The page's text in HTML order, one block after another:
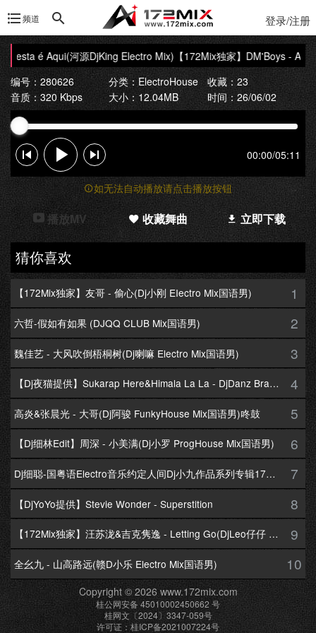
频道 登录/注册
é Aqui(河源DjKing Electro Mix)【172Mix独家】DM'Boys - A
编号：280626
分类：ElectroHouse
收藏：23
音质：320 Kbps
大小：12.04MB 时间：26/06/02
00:00/05:11
如无法自动播放请点击播放按钮
播放MV 收藏舞曲 立即下载
猜你喜欢
【172Mix独家】友哥 - 偷心(Dj小刚 EIectro Mix国语男) 1
六哲-假如有如果 (DJQQ CLUB Mix国语男) 2
魏佳艺 - 大风吹倒梧桐树(Dj喇嘛 Electro Mix国语男) 3
【Dj夜猫提供】Sukarap Here&Himala La La - DjDanz Braekbeat Mix 4
高炎&张晨光 - 大哥(Dj阿骏 FunkyHouse Mix国语男)咚鼓 5
【Dj细林Edit】周深 - 小美满(Dj小罗 ProgHouse Mix国语男) 6
Dj细聪-国粤语Electro音乐约定人间Dj小九作品系列专辑172Mix串烧 7
【DjYoYo提供】Stevie Wonder - Superstition 8
【172Mix独家】汪苏泷&吉克隽逸 - Letting Go(DjLeo仔仔 Electro Mix国语合唱) 9
全幺九 - 山高路远(赣D小乐 Electro Mix国语男) 10
Copyright © 2026 www.172mix.com
桂公网安备 45010002450662 号
桂网文〔2024〕3347-059号
许可证：桂ICP备2021007224号